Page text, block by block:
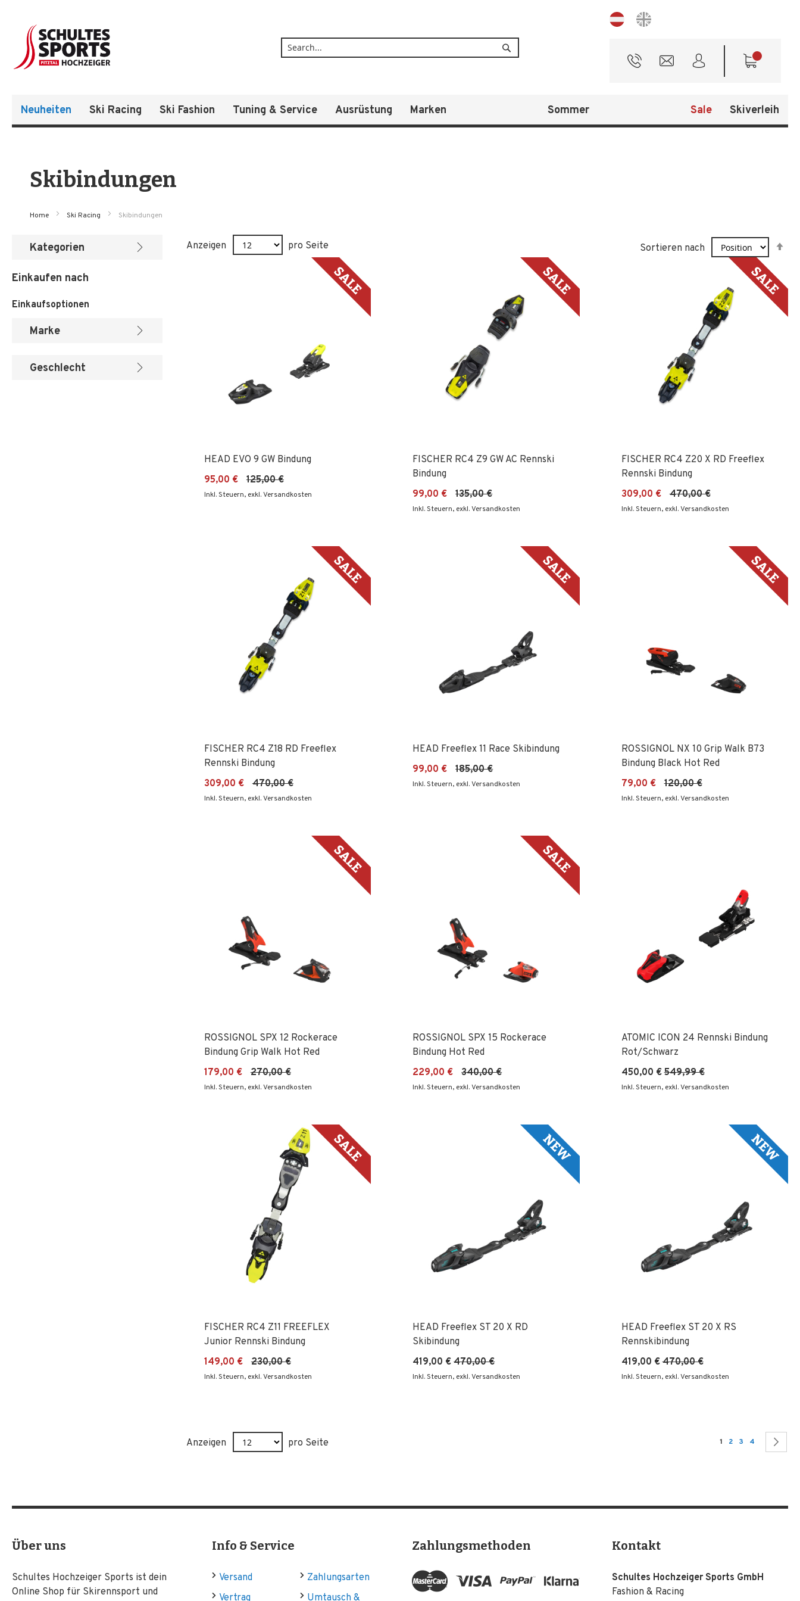
Suche
Sprache
Neuheiten Ski Racing Ski Fashion Tuning & Service Ausrüstung Marken Sommer Sale Skiverleih
Skibindungen
Home Ski Racing Skibindungen
Anzeigen pro Seite Sortieren nach
HEAD EVO 9 GW Bindung
95,00 €
125,00 €
Inkl. Steuern, exkl. Versandkosten
FISCHER RC4 Z9 GW AC Rennski
Bindung
99,00 €
135,00 €
Inkl. Steuern, exkl. Versandkosten
FISCHER RC4 Z20 X RD Freeflex
Rennski Bindung
309,00 €
470,00 €
Inkl. Steuern, exkl. Versandkosten
FISCHER RC4 Z18 RD Freeflex
Rennski Bindung
309,00 €
470,00 €
Inkl. Steuern, exkl. Versandkosten
HEAD Freeflex 11 Race Skibindung
99,00 €
185,00 €
Inkl. Steuern, exkl. Versandkosten
ROSSIGNOL NX 10 Grip Walk B73
Bindung Black Hot Red
79,00 €
120,00 €
Inkl. Steuern, exkl. Versandkosten
ROSSIGNOL SPX 12 Rockerace
Bindung Grip Walk Hot Red
179,00 €
270,00 €
Inkl. Steuern, exkl. Versandkosten
ROSSIGNOL SPX 15 Rockerace
Bindung Hot Red
229,00 €
340,00 €
Inkl. Steuern, exkl. Versandkosten
ATOMIC ICON 24 Rennski Bindung
Rot/Schwarz
450,00 € 549,99 €
Inkl. Steuern, exkl. Versandkosten
FISCHER RC4 Z11 FREEFLEX
Junior Rennski Bindung
149,00 €
230,00 €
Inkl. Steuern, exkl. Versandkosten
HEAD Freeflex ST 20 X RD
Skibindung
419,00 € 470,00 €
Inkl. Steuern, exkl. Versandkosten
HEAD Freeflex ST 20 X RS
Rennskibindung
419,00 € 470,00 €
Inkl. Steuern, exkl. Versandkosten
Seite
Sie lesen gerade Seite
1 Seite
2 Seite
3 Seite
4
Anzeigen pro Seite
Kategorien
Einkaufen nach
Einkaufsoptionen
Marke
Geschlecht
Über uns
Schultes Hochzeiger Sports ist dein
Online Shop für Skirennsport und
Info & Service
Versand
Zahlungsarten
Vertrag
Umtausch &
Zahlungsmethoden Kontakt
Schultes Hochzeiger Sports GmbH
Fashion & Racing